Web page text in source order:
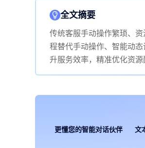
全文摘要
传统客服手动操作繁琐、
程替代手动操作、智能动
升服务效率，精准优化资
更懂您的智能对话伙伴 文